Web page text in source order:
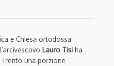
e Chiesa ortodossa
Lauro Tisi ha
una porzione